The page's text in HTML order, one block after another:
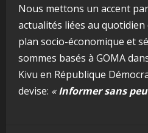
Nous mettons un accent
actualités liées au
plan socio-économique et
sommes basés à GOMA
Kivu en République
devise: «Informer sans